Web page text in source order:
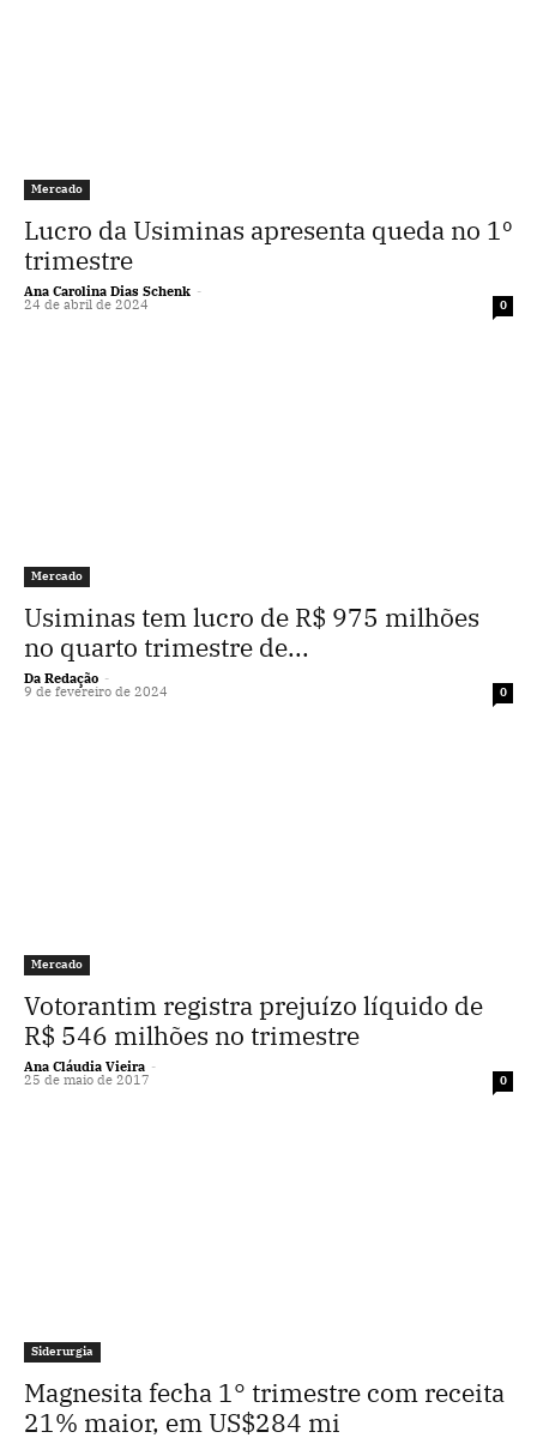
Mercado
Lucro da Usiminas apresenta queda no 1º
trimestre
Ana Carolina Dias Schenk -
24 de abril de 2024 0
Mercado
Usiminas tem lucro de R$ 975 milhões
no quarto trimestre de...
Da Redação -
9 de fevereiro de 2024 0
Mercado
Votorantim registra prejuízo líquido de
R$ 546 milhões no trimestre
Ana Cláudia Vieira -
25 de maio de 2017 0
Siderurgia
Magnesita fecha 1° trimestre com receita
21% maior, em US$284 mi